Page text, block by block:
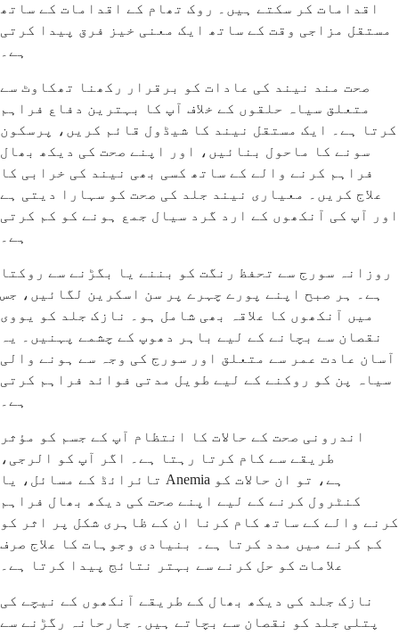
اقدامات کر سکتے ہیں۔ روک تھام کے اقدامات کے ساتھ
مستقل مزاجی وقت کے ساتھ ایک معنی خیز فرق پیدا کرتی
ہے۔
صحت مند نیند کی عادات کو برقرار رکھنا تھکاوٹ سے
متعلق سیاہ حلقوں کے خلاف آپ کا بہترین دفاع فراہم
کرتا ہے۔ ایک مستقل نیند کا شیڈول قائم کریں، پرسکون
سونے کا ماحول بنائیں، اور اپنے صحت کی دیکھ بھال
فراہم کرنے والے کے ساتھ کسی بھی نیند کی خرابی کا
علاج کریں۔ معیاری نیند جلد کی صحت کو سہارا دیتی ہے
اور آپ کی آنکھوں کے ارد گرد سیال جمع ہونے کو کم کرتی
ہے۔
روزانہ سورج سے تحفظ رنگت کو بننے یا بگڑنے سے روکتا
ہے۔ ہر صبح اپنے پورے چہرے پر سن اسکرین لگائیں، جس
میں آنکھوں کا علاقہ بھی شامل ہو۔ نازک جلد کو یووی
نقصان سے بچانے کے لیے باہر دھوپ کے چشمے پہنیں۔ یہ
آسان عادت عمر سے متعلق اور سورج کی وجہ سے ہونے والی
سیاہ پن کو روکنے کے لیے طویل مدتی فوائد فراہم کرتی
ہے۔
اندرونی صحت کے حالات کا انتظام آپ کے جسم کو مؤثر
طریقے سے کام کرتا رہتا ہے۔ اگر آپ کو الرجی،
تائرائڈ کے مسائل، یا Anemia ہے، تو ان حالات کو
کنٹرول کرنے کے لیے اپنے صحت کی دیکھ بھال فراہم
کرنے والے کے ساتھ کام کرنا ان کے ظاہری شکل پر اثر کو
کم کرنے میں مدد کرتا ہے۔ بنیادی وجوہات کا علاج صرف
علامات کو حل کرنے سے بہتر نتائج پیدا کرتا ہے۔
نازک جلد کی دیکھ بھال کے طریقے آنکھوں کے نیچے کی
پتلی جلد کو نقصان سے بچاتے ہیں۔ جارحانہ رگڑنے سے